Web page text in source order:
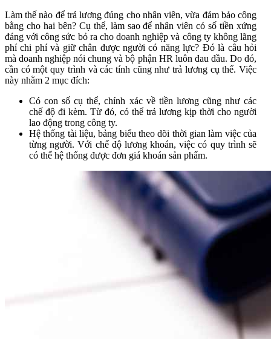
Làm thế nào để trả lương đúng cho nhân viên, vừa đảm bảo công
bằng cho hai bên? Cụ thể, làm sao để nhân viên có số tiền xứng
đáng với công sức bỏ ra cho doanh nghiệp và công ty không lãng
phí chi phí và giữ chân được người có năng lực? Đó là câu hỏi
mà doanh nghiệp nói chung và bộ phận HR luôn đau đầu. Do đó,
cần có một quy trình và các tính cũng như trả lương cụ thể. Việc
này nhằm 2 mục đích:
Có con số cụ thể, chính xác về tiền lương cũng như các
chế độ đi kèm. Từ đó, có thể trả lương kịp thời cho người
lao động trong công ty.
Hệ thống tài liệu, bảng biểu theo dõi thời gian làm việc của
từng người. Với chế độ lương khoán, việc có quy trình sẽ
có thể hệ thống được đơn giá khoán sản phẩm.